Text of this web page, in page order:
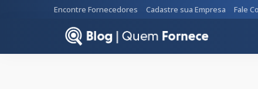
Encontre Fornecedores Cadastre sua Empresa Fale